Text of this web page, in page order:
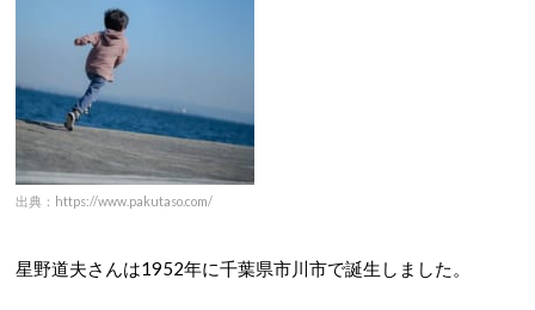
出典：https://www.pakutaso.com/
星野道夫さんは1952年に千葉県市川市で誕生しました。